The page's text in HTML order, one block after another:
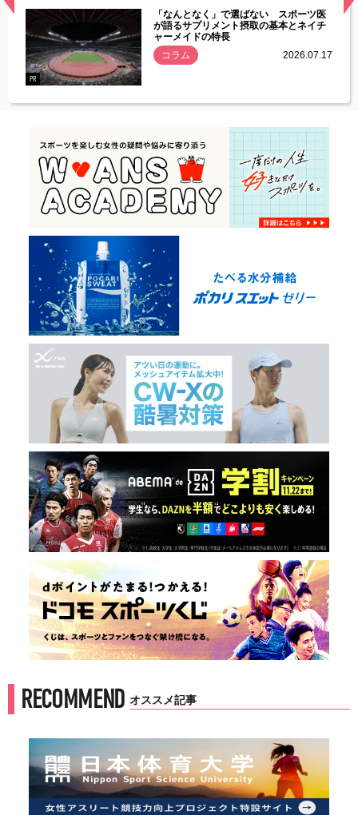
常
PR
「なんとなく」で選ばない スポーツ医
が語るサプリメント摂取の基本とネイチ
ャーメイドの特長
コラム
2026.07.17
RECOMMEND オススメ記事